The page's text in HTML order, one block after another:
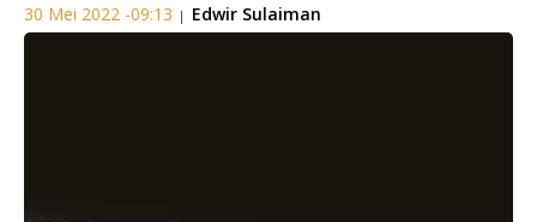
30 Mei 2022 -09:13 | Edwir Sulaiman